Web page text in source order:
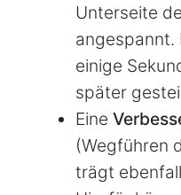
Unterseite
angespannt.
einige
später
Eine
(Wegführen
trägt